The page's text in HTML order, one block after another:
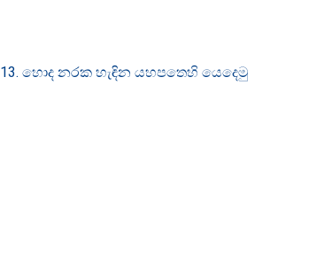
13. හොද නරක හැඳින යහපතෙහි යෙදෙමු